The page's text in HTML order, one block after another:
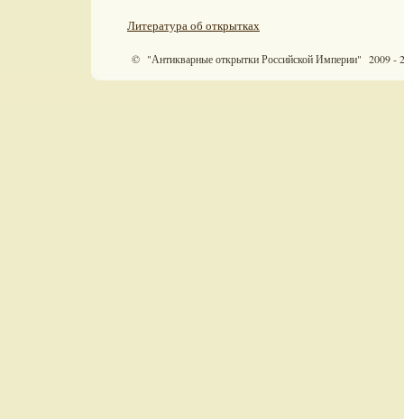
Литература об открытках
© "Антикварные открытки Российской Империи" 2009 -